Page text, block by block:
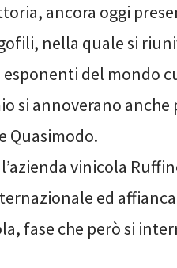
ancora oggi
nella quale si
esponenti del mondo
si annoverano
Quasimodo.
l’azienda vinicola
ed
fase che però si